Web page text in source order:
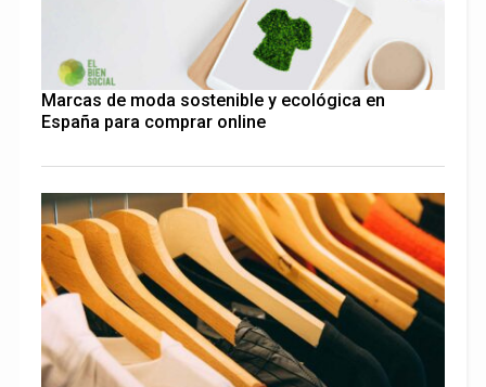
Marcas de moda sostenible y ecológica en
España para comprar online